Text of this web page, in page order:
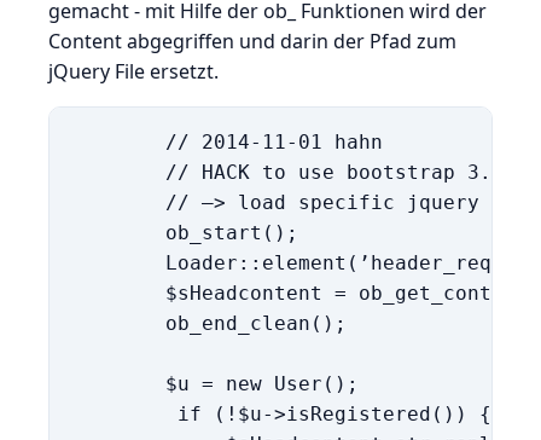
gemacht - mit Hilfe der ob_ Funktionen wird der
Content abgegriffen und darin der Pfad zum
jQuery File ersetzt.
// 2014-11-01 hahn
// HACK to use bootstrap 3.3 in
// –> load specific jquery
ob_start();
$sHeadcontent =
ob_end_clean();
$u = new User();
if (!$u->isRegistered()) {